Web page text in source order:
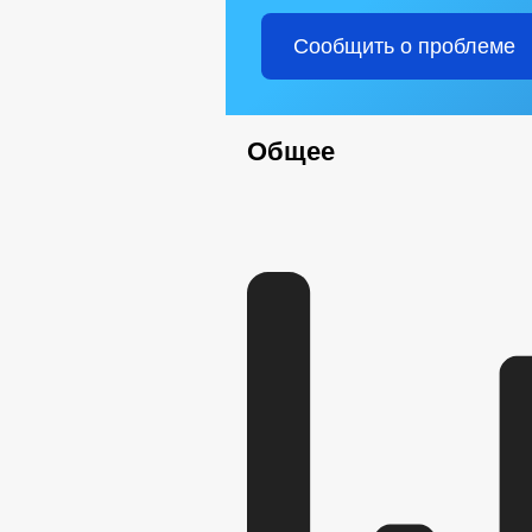
Сообщить о проблеме
Общее